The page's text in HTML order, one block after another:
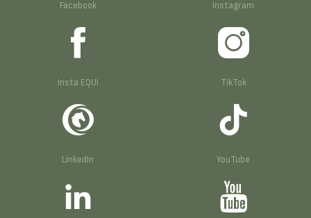
Facebook Instagram
Insta EQUI TikTok
LinkedIn YouTube